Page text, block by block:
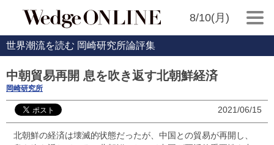
8/10(月)
世界潮流を読む 岡崎研究所論評集
中朝貿易再開 息を吹き返す北朝鮮経済
岡崎研究所
2021/06/15
北朝鮮の経済は壊滅的状態だったが、中国との貿易が再開し、